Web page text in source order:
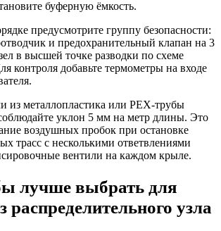
буферную ёмкость.
предусмотрите группу безопасности:
и предохранительный клапан на 3
в высшей точке разводки по схеме
контроля добавьте термометры на входе
из металлопластика или PEX-трубы
уклон 5 мм на метр длины. Это
воздушных пробок при остановке
трасс с несколькими ответвлениями
вентили на каждом крыле.
лучше выбрать для
распределительного узла